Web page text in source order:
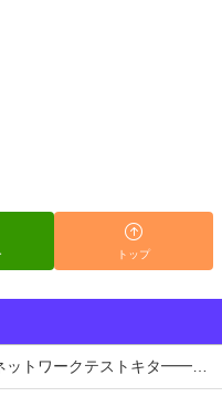
トップ
クテストキタ━━━━(゜∀゜)━━━━!!